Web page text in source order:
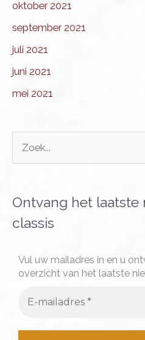
oktober 2021
september 2021
juli 2021
juni 2021
mei 2021
k
n
Ontvang het laatste
classis
Vul uw mailadres in en u
overzicht van het laatste